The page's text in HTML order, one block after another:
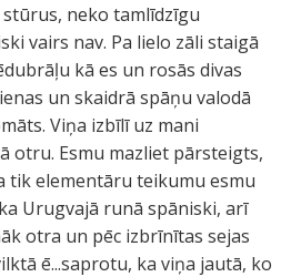
neko tamlīdzīgu
vairs nav. Pa lielo zāli staigā
kā es un rosās divas
un skaidrā spāņu valodā
Viņa izbīlī uz mani
otru. Esmu mazliet pārsteigts,
tik elementāru teikumu esmu
Urugvajā runā spāniski, arī
otra un pēc izbrīnītas sejas
ē...saprotu, ka viņa jautā, ko